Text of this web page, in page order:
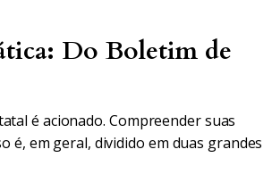
Do Boletim de
é acionado. Compreender suas
é, em geral, dividido em duas grandes